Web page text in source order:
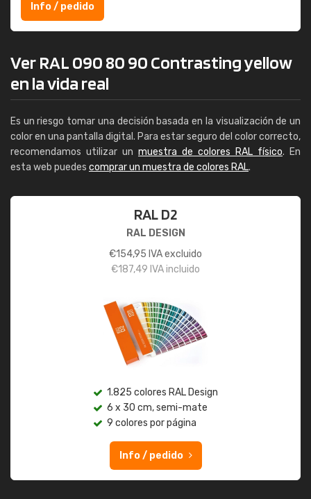
Info / pedido
Ver RAL 090 80 90 Contrasting yellow
en la vida real
Es un riesgo tomar una decisión basada en la visualización de un
color en una pantalla digital. Para estar seguro del color correcto,
recomendamos utilizar un muestra de colores RAL físico. En
esta web puedes comprar un muestra de colores RAL.
RAL D2
RAL DESIGN
€154,95 IVA excluido
€187,49 IVA incluido
1.825 colores RAL Design
6 x 30 cm, semi-mate
9 colores por página
Info / pedido